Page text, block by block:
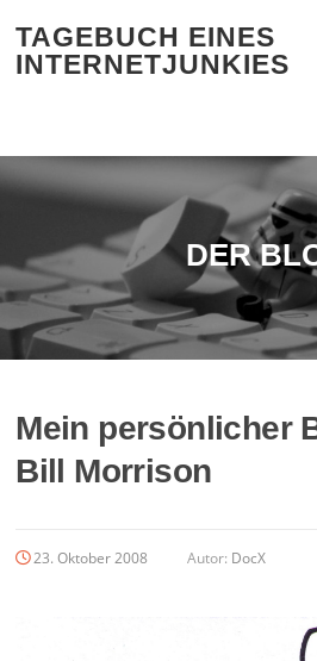
TAGEBUCH EINES
INTERNETJUNKIES
DER
Mein persönlicher
Bill Morrison
23. Oktober 2008 Autor: DocX